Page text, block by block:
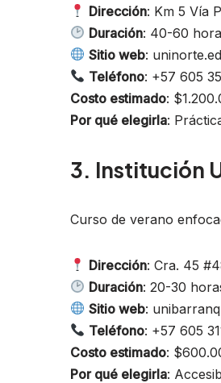
Dirección: Km 5 Vía
Duración: 40-60
Sitio web:
Teléfono: +57 605
Costo estimado:
Por qué elegirla:
3. Institución
Curso de verano
Dirección: Cra. 45
Duración: 20-30
Sitio web:
Teléfono: +57 605
Costo estimado:
Por qué elegirla: